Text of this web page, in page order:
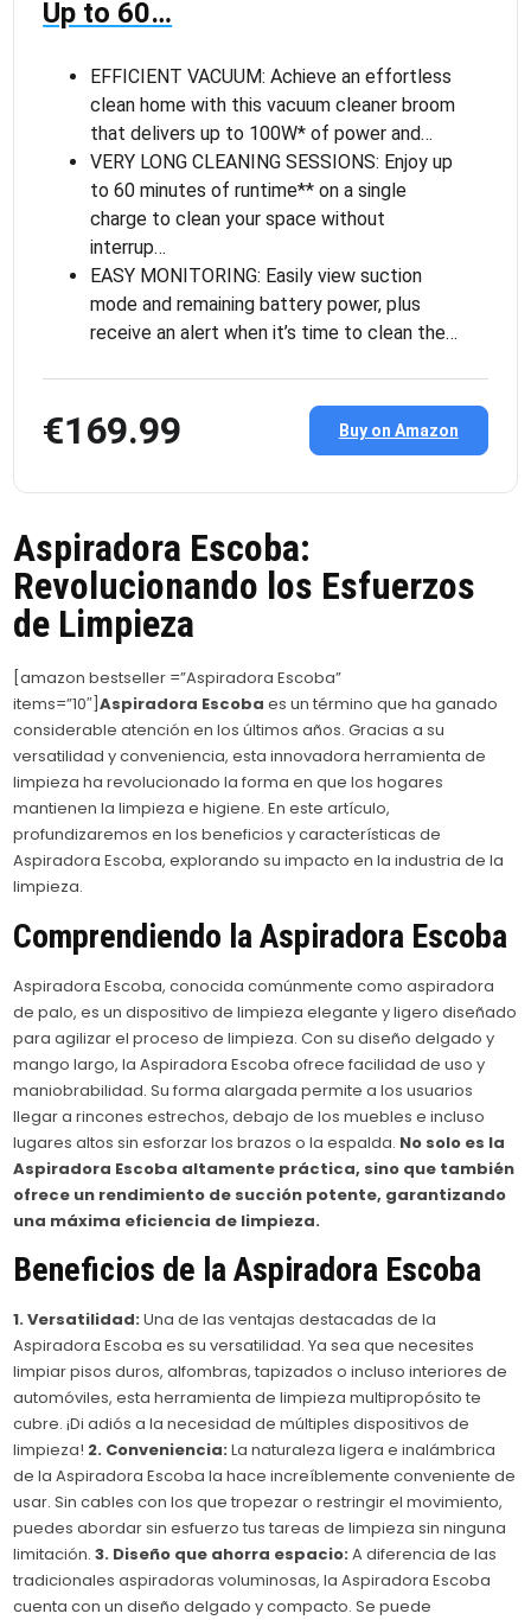
Up to 60…
EFFICIENT VACUUM: Achieve an effortless
clean home with this vacuum cleaner broom
that delivers up to 100W* of power and…
VERY LONG CLEANING SESSIONS: Enjoy up
to 60 minutes of runtime** on a single
charge to clean your space without
interrup…
EASY MONITORING: Easily view suction
mode and remaining battery power, plus
receive an alert when it’s time to clean the…
€169.99 Buy on Amazon
Aspiradora Escoba:
Revolucionando los Esfuerzos
de Limpieza
[amazon bestseller =”Aspiradora Escoba”
items=”10″]Aspiradora Escoba es un término que ha ganado
considerable atención en los últimos años. Gracias a su
versatilidad y conveniencia, esta innovadora herramienta de
limpieza ha revolucionado la forma en que los hogares
mantienen la limpieza e higiene. En este artículo,
profundizaremos en los beneficios y características de
Aspiradora Escoba, explorando su impacto en la industria de la
limpieza.
Comprendiendo la Aspiradora Escoba
Aspiradora Escoba, conocida comúnmente como aspiradora
de palo, es un dispositivo de limpieza elegante y ligero diseñado
para agilizar el proceso de limpieza. Con su diseño delgado y
mango largo, la Aspiradora Escoba ofrece facilidad de uso y
maniobrabilidad. Su forma alargada permite a los usuarios
llegar a rincones estrechos, debajo de los muebles e incluso
lugares altos sin esforzar los brazos o la espalda. No solo es la
Aspiradora Escoba altamente práctica, sino que también
ofrece un rendimiento de succión potente, garantizando
una máxima eficiencia de limpieza.
Beneficios de la Aspiradora Escoba
1. Versatilidad:Una de las ventajas destacadas de la
Aspiradora Escoba es su versatilidad. Ya sea que necesites
limpiar pisos duros, alfombras, tapizados o incluso interiores de
automóviles, esta herramienta de limpieza multipropósito te
cubre. ¡Di adiós a la necesidad de múltiples dispositivos de
limpieza! 2. Conveniencia:La naturaleza ligera e inalámbrica
de la Aspiradora Escoba la hace increíblemente conveniente de
usar. Sin cables con los que tropezar o restringir el movimiento,
puedes abordar sin esfuerzo tus tareas de limpieza sin ninguna
limitación.3. Diseño que ahorra espacio:A diferencia de las
tradicionales aspiradoras voluminosas, la Aspiradora Escoba
cuenta con un diseño delgado y compacto. Se puede